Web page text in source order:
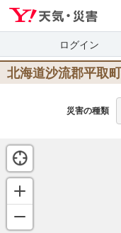
ログイン
北海道沙流郡平取町
災害の種類